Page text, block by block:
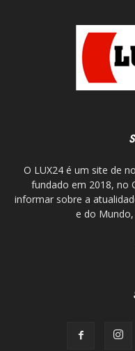
O LUX24 é um site de
fundado em 2018, no
informar sobre a
e do